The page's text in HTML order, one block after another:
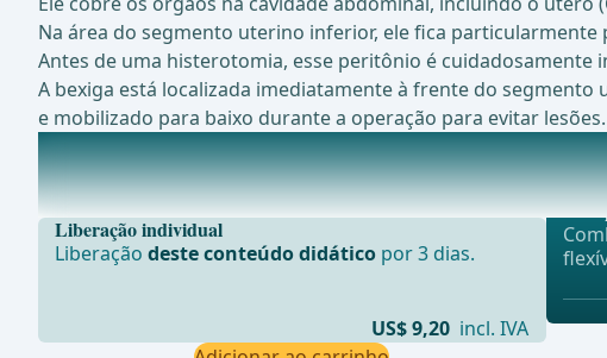
Na área do segmento uterino inferior, ele fica
Antes de uma histerotomia, esse peritônio é cuidadosamente
A bexiga está localizada imediatamente à frente do
e mobilizado para baixo durante a operação para evitar lesões.
O útero
O &#xFA;tero, tamb&#xE9;m conhecido como ventre, &#xE9;
Liberação individual
Liberaçãodeste conteúdo didático por 3 dias.
US$ 9,20 incl. IVA